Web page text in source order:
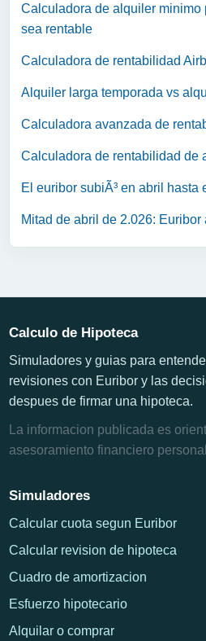
Calculadora de alquiler minimo
sea rentable
Calculadora de rentabilidad
Alquiler larga temporada vs
Calculadora avanzada de
Calculadora de rentabilidad de
El euribor subiÃ³ en abril hasta
Mitad de abril de 2.026: Euribor
Calculo de Hipoteca
Simuladores y guias para
revisiones con Euribor y las
despues de firmar una hipoteca.
La informacion publicada es
asesoramiento financiero
Simuladores
Calcular cuota segun Euribor
Calcular revision de hipoteca
Cuadro de amortizacion
Esfuerzo hipotecario
Alquilar o comprar